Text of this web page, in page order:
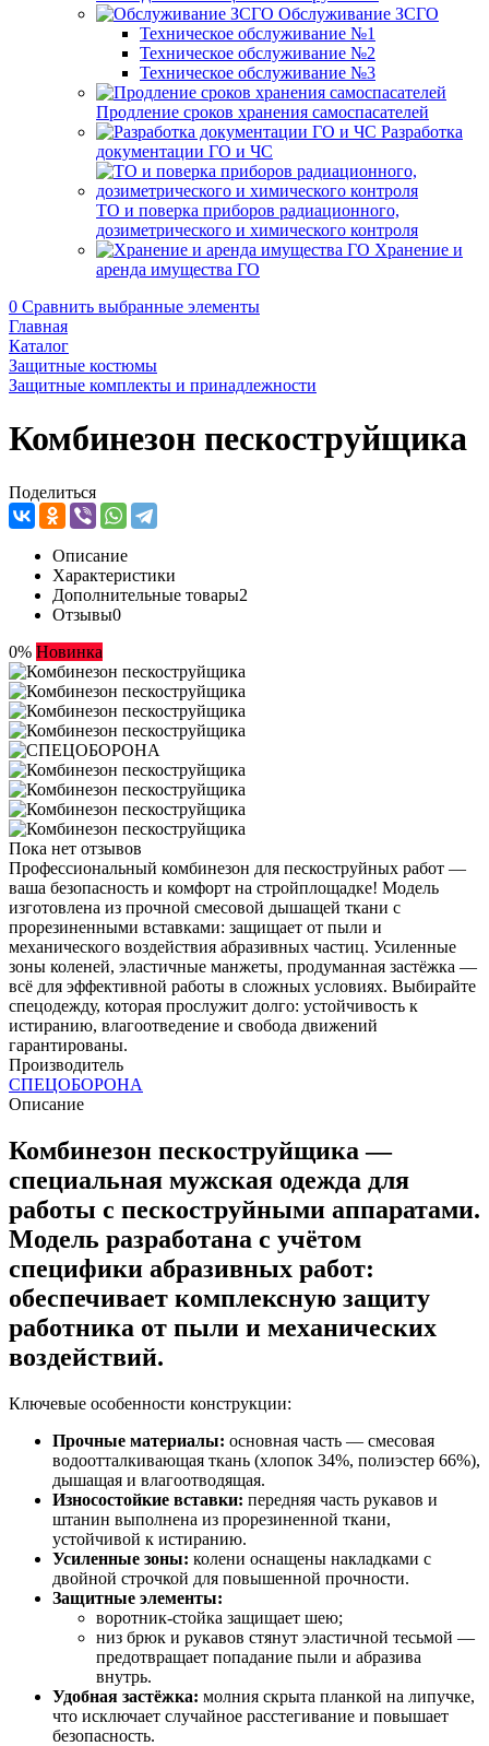
Обслуживание ЗСГО
Техническое обслуживание №1
Техническое обслуживание №2
Техническое обслуживание №3
Продление сроков хранения самоспасателей
Разработка
документации ГО и ЧС
ТО и поверка приборов радиационного,
дозиметрического и химического контроля
Хранение и
аренда имущества ГО
0 Сравнить выбранные элементы
Главная
Каталог
Защитные костюмы
Защитные комплекты и принадлежности
Комбинезон пескоструйщика
Поделиться
Описание
Характеристики
Дополнительные товары2
Отзывы0
0% Новинка
Пока нет отзывов
Профессиональный комбинезон для пескоструйных работ —
ваша безопасность и комфорт на стройплощадке! Модель
изготовлена из прочной смесовой дышащей ткани с
прорезиненными вставками: защищает от пыли и
механического воздействия абразивных частиц. Усиленные
зоны коленей, эластичные манжеты, продуманная застёжка —
всё для эффективной работы в сложных условиях. Выбирайте
спецодежду, которая прослужит долго: устойчивость к
истиранию, влагоотведение и свобода движений
гарантированы.
Производитель
СПЕЦОБОРОНА
Описание
Комбинезон пескоструйщика —
специальная мужская одежда для
работы с пескоструйными аппаратами.
Модель разработана с учётом
специфики абразивных работ:
обеспечивает комплексную защиту
работника от пыли и механических
воздействий.
Ключевые особенности конструкции:
Прочные материалы: основная часть — смесовая
водоотталкивающая ткань (хлопок 34%, полиэстер 66%),
дышащая и влагоотводящая.
Износостойкие вставки: передняя часть рукавов и
штанин выполнена из прорезиненной ткани,
устойчивой к истиранию.
Усиленные зоны: колени оснащены накладками с
двойной строчкой для повышенной прочности.
Защитные элементы:
воротник‑стойка защищает шею;
низ брюк и рукавов стянут эластичной тесьмой —
предотвращает попадание пыли и абразива
внутрь.
Удобная застёжка: молния скрыта планкой на липучке,
что исключает случайное расстегивание и повышает
безопасность.